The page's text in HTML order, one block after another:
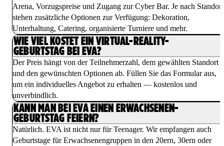
Arena, Vorzugspreise und Zugang zur Cyber Bar. Je nach Standort
stehen zusätzliche Optionen zur Verfügung: Dekoration,
Unterhaltung, Catering, organisierte Turniere und mehr.
WIE VIEL KOSTET EIN VIRTUAL-REALITY-
GEBURTSTAG BEI EVA?
Der Preis hängt von der Teilnehmerzahl, dem gewählten Standort
und den gewünschten Optionen ab. Füllen Sie das Formular aus,
um ein individuelles Angebot zu erhalten — kostenlos und
unverbindlich.
KANN MAN BEI EVA EINEN ERWACHSENEN-
GEBURTSTAG FEIERN?
Natürlich. EVA ist nicht nur für Teenager. Wir empfangen auch
Geburtstage für Erwachsenengruppen in den 20ern, 30ern oder